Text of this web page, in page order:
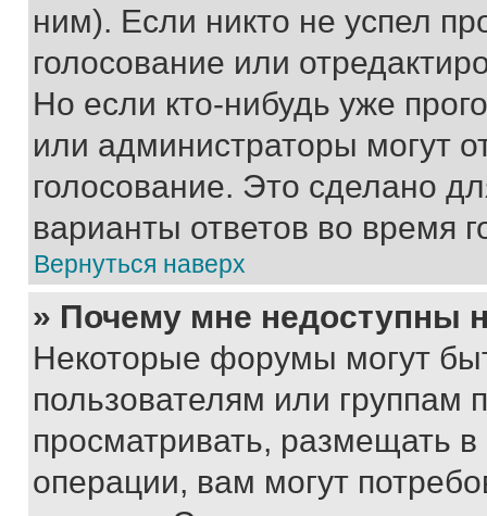
ним). Если никто не успел
голосование или
Но если кто-нибудь уже
или администраторы могут
голосование. Это сделано
варианты ответов во время
Вернуться наверх
» Почему мне недоступны
Некоторые форумы могут
пользователям или группам
просматривать, размещать
операции, вам могут